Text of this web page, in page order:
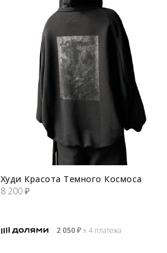
Худи Красота Темного Космоса
8 200 ₽
2 050₽х 4 платежа